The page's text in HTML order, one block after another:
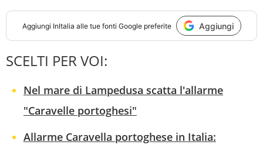
Aggiungi InItalia alle tue fonti Google preferite Aggiungi
SCELTI PER VOI:
Nel mare di Lampedusa scatta l'allarme
"Caravelle portoghesi"
Allarme Caravella portoghese in Italia: